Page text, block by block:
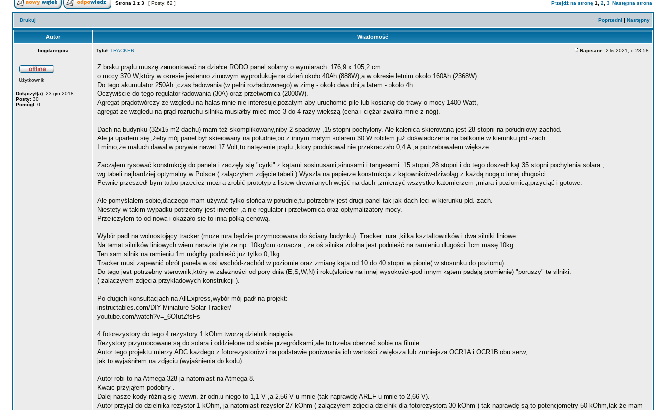
Strona 1 z 3 [ Posty: 62 ] Przejdź na stronę 1 2 3 Następna strona
Drukuj Poprzedni | Następny
Autor Wiadomość
bogdanzgora Tytuł: TRACKER Napisane: 2 lis 2021, o 23:58
Użytkownik
Dołączył(a): 23 gru 2018
Posty: 30
Pomógł: 0
Z braku prądu muszę zamontować na działce RODO panel solarny o wymiarach 176,9 x 105,2 cm
o mocy 370 W,który w okresie jesienno zimowym wyprodukuje na dzień około 40Ah (888W),a w okresie letnim około 160Ah (2368W).
Do tego akumulator 250Ah ,czas ładowania (w pełni rozładowanego) w zimę - około dwa dni,a latem - około 4h .
Oczywiście do tego regulator ładowania (30A) oraz przetwornica (2000W).
Agregat prądotwórczy ze wzgłedu na hałas mnie nie interesuje,pozatym aby uruchomić piłę lub kosiarkę do trawy o mocy 1400 Watt,
agregat ze wzgłedu na prąd rozruchu silnika musiałby mieć moc 3 do 4 razy większą (cena i ciężar zwaliła mnie z nóg).
Dach na budynku (32x15 m2 dachu) mam też skomplikowany,niby 2 spadowy ,15 stopni pochylony. Ale kalenica skierowana jest 28 stopni na południowy-zachód.
Ale ja uparłem się ,żeby mój panel był skierowany na południe,bo z innym małym solarem 30 W robiłem już doświadczenia na balkonie w kierunku płd.-zach.
I mimo,że maluch dawał w porywie nawet 17 Volt,to natęzenie prądu ,ktory produkował nie przekraczało 0,4 A ,a potrzebowałem większe.
Zacząlem rysować konstrukcję do panela i zaczęły się "cyrki" z kątami:sosinusami,sinusami i tangesami: 15 stopni,28 stopni i do tego doszedł kąt 35 stopni pochylenia solara ,
wg tabeli najbardziej optymalny w Polsce ( zalączyłem zdjęcie tabeli ).Wyszła na papierze konstrukcja z kątowników-dziwoląg z każdą nogą o innej długości.
Pewnie przeszedł bym to,bo przecież można zrobić prototyp z listew drewnianych,wejść na dach ,zmierzyć wszystko kątomierzem ,miarą i poziomicą,przyciąć i gotowe.
Ale pomyślałem sobie,dlaczego mam używać tylko słońca w południe,tu potrzebny jest drugi panel tak jak dach leci w kierunku płd.-zach.
Niestety w takim wypadku potrzebny jest inverter ,a nie regulator i przetwornica oraz optymalizatory mocy.
Przeliczyłem to od nowa i okazało się to inną półką cenową.
Wybór padł na wolnostojący tracker (może rura będzie przymocowana do ściany budynku). Tracker :rura ,kilka kształtowników i dwa silniki liniowe.
Na temat silników liniowych wiem narazie tyle.że:np. 10kg/cm oznacza , że oś silnika zdolna jest podnieść na ramieniu długości 1cm masę 10kg.
Ten sam silnik na ramieniu 1m mógłby podnieść już tylko 0,1kg.
Tracker musi zapewnić obrót panela w osi wschód-zachód w poziomie oraz zmianę kąta od 10 do 40 stopni w pionie( w stosunku do poziomu)..
Do tego jest potrzebny sterownik,który w zależności od pory dnia (E,S,W,N) i roku(słońce na innej wysokości-pod innym kątem padają promienie) "poruszy" te silniki.
( zalączyłem zdjęcia przykładowych konstrukcji ).
Po długich konsultacjach na AllExpress,wybór mój padł na projekt:
instructables.com/DIY-Miniature-Solar-Tracker/
youtube.com/watch?v=_6QIutZfsFs
4 fotorezystory do tego 4 rezystory 1 kOhm tworzą dzielnik napięcia.
Rezystory przymocowane są do solara i oddzielone od siebie przegródkami,ale to trzeba oberzeć sobie na filmie.
Autor tego projektu mierzy ADC każdego z fotorezystorów i na podstawie porównania ich wartości zwiększa lub zmniejsza OCR1A i OCR1B obu serw,
jak to wyjaśniłem na zdjęciu (wyjaśnienia do kodu).
Autor robi to na Atmega 328 ja natomiast na Atmega 8.
Kwarc przyjąłem podobny .
Dalej nasze kody różnią się :wewn. źr odn.u niego to 1,1 V ,a 2,56 V u mnie (tak naprawdę AREF u mnie to 2,66 V).
Autor przyjął do dzielnika rezystor 1 kOhm, ja natomiast rezystor 27 kOhm ( zalączyłem zdjęcia dzielnik dla fotorezystora 30 kOhm ) tak naprawdę są to potencjometry 50 kOhm,tak że mam